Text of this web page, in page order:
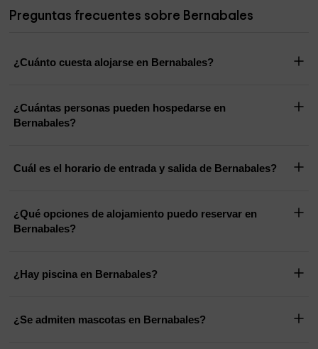
Preguntas frecuentes sobre Bernabales
¿Cuánto cuesta alojarse en Bernabales?
¿Cuántas personas pueden hospedarse en
Bernabales?
Cuál es el horario de entrada y salida de Bernabales?
¿Qué opciones de alojamiento puedo reservar en
Bernabales?
¿Hay piscina en Bernabales?
¿Se admiten mascotas en Bernabales?